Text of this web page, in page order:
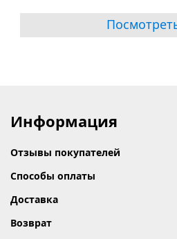
Информация
Отзывы покупателей
Способы оплаты
Доставка
Возврат